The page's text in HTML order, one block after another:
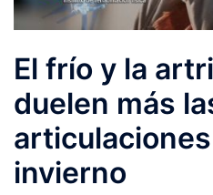
El frío y la
duelen más
invierno